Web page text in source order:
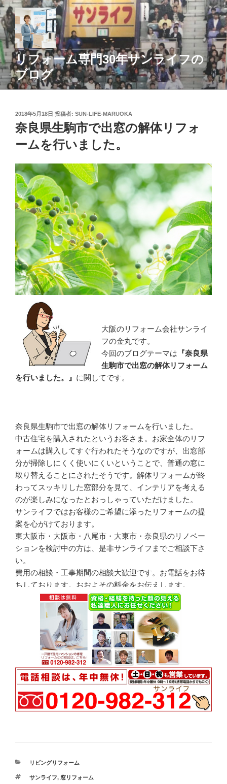
コ
ン
テ
ン
ツ
へ
ス
キ
リフォーム専門30年サンライフの
ブログ
投
稿
日:
2018年5月18日 投稿者: SUN-LIFE-MARUOKA
奈良県生駒市で出窓の解体リフォ
ームを行いました。
大阪のリフォーム会社サンライ
フの金丸です。
今回のブログテーマは 『奈良県
生駒市で出窓の解体リフォーム
を行いました。』 に関してです。
奈良県生駒市で出窓の解体リフォームを行いました。
中古住宅を購入されたというお客さま。お家全体のリフ
ォームは購入してすぐ行われたそうなのですが、出窓部
分が掃除しにくく使いにくいということで、普通の窓に
取り替えることにされたそうです。解体リフォームが終
わってスッキリした窓部分を見て、インテリアを考える
のが楽しみになったとおっしゃっていただけました。
サンライフではお客様のご希望に添ったリフォームの提
案を心がけております。
東大阪市・大阪市・八尾市・大東市・奈良県のリノベー
ションを検討中の方は、是非サンライフまでご相談下さ
い。
費用の相談・工事期間の相談大歓迎です。お電話をお待
ちしております。おおよその料金をお伝えします。
カ
ゴ
リビングリフォーム
タ
サンライフ, 窓リフォーム